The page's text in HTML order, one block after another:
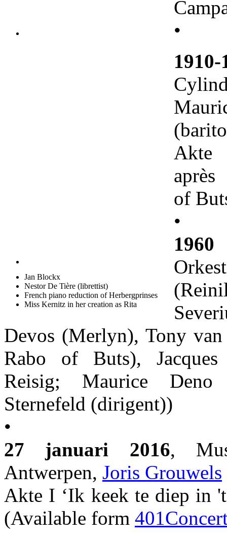
Jan Blockx
Nestor De Tière (librettist)
French piano reduction of Herbergprinses
Miss Kernitz in her creation as Rita
•
1910-
Akte
of
•
Devos (Merlyn), Tony
Rabo of Buts),
Reisig; Maurice
Sternefeld (dirigent))
•
27 januari 2016,
Antwerpen, Joris Grouwels
Akte I ‘Ik keek te diep in 't
(Available form